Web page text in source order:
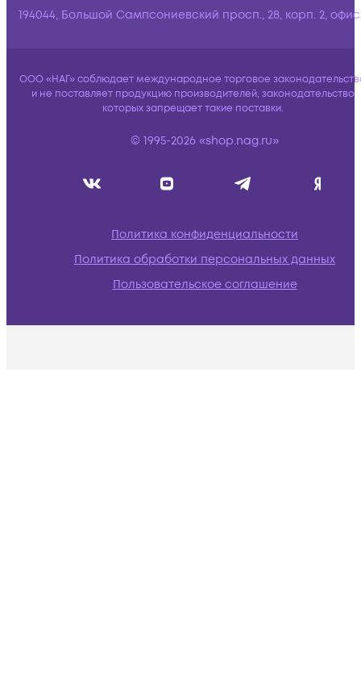
194044, Большой Сампсониевский просп., 28, корп. 2,
ООО «НАГ» соблюдает международное торговое
и не поставляет продукцию производителей, законодательство
которых запрещает такие поставки.
© 1995-2026 «shop.nag.ru»
Политика конфиденциальности
Политика обработки персональных данных
Пользовательское соглашение